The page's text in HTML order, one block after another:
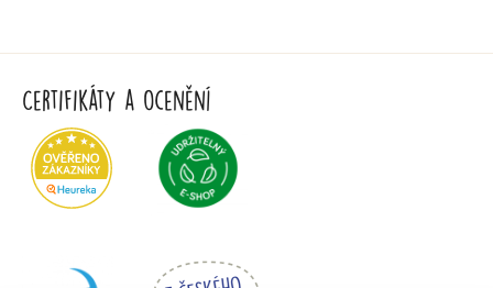
Certifikáty a ocenění